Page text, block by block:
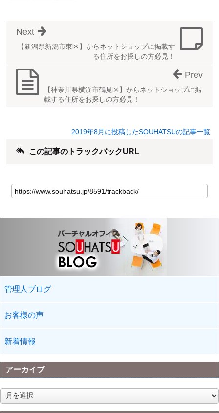
【新潟県新潟市東区】からネットショップに掲載す
る住所をお探しの方必見！
Next
【神奈川県横浜市鶴見区】からネットショップに掲
載する住所をお探しの方必見！
Prev
2019年8月に投稿したSOUHATSUの記事一覧
この記事のトラックバックURL
管理人ブログ
お客様の声
新着情報
アーカイブ
ア
ー